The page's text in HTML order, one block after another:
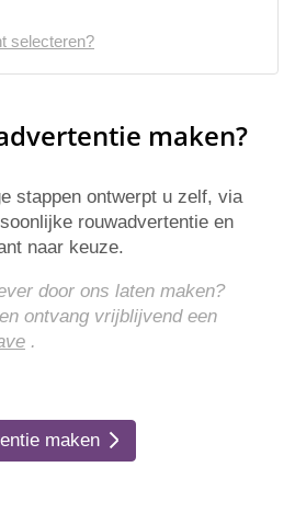
selecteren?
maken?
stappen ontwerpt u zelf, via
rouwadvertentie en
naar keuze.
door ons laten maken?
ontvang vrijblijvend een
.
maken